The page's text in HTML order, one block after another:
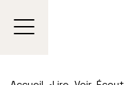
Gestion de vos